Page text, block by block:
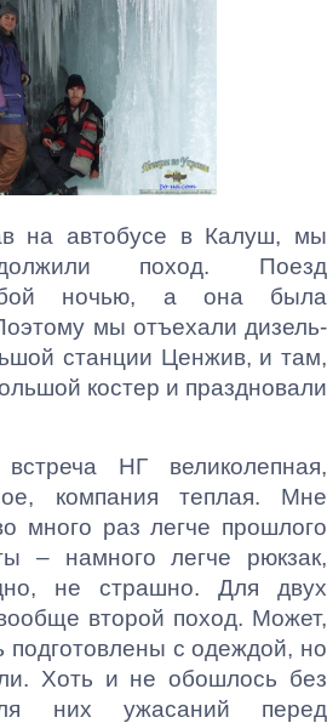
на автобусе в Калуш, мы
поход. Поезд
ночью, а она была
мы отъехали дизель-
станции Ценжив, и там,
костер и праздновали
НГ великолепная,
компания теплая. Мне
много раз легче прошлого
– намного легче рюкзак,
не страшно. Для двух
второй поход. Может,
с одеждой, но
Хоть и не обошлось без
них ужасаний перед